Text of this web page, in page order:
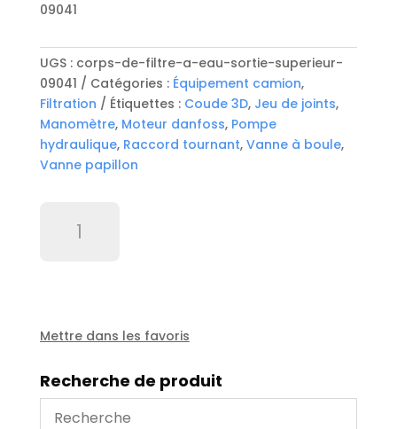
09041
UGS : corps-de-filtre-a-eau-sortie-superieur-
09041
Catégories : Équipement camion,
Filtration
Étiquettes : Coude 3D, Jeu de joints,
Manomètre, Moteur danfoss, Pompe
hydraulique, Raccord tournant, Vanne à boule,
Vanne papillon
eau
supérieur
-
09041
Mettre dans les favoris
Recherche de produit